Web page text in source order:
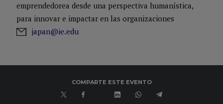
emprendedorea desde una perspectiva humanística,
para innovar e impactar en las organizaciones
japan@ie.edu
COMPARTE ESTE EVENTO